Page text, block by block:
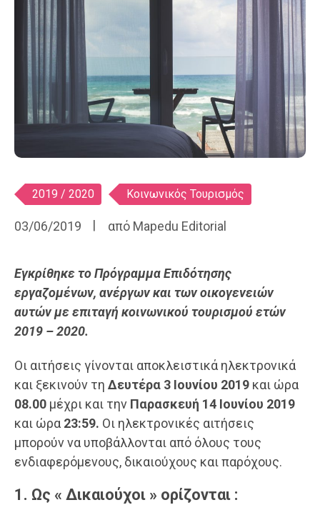
Ετικέτες
2019 / 2020 Κοινωνικός Τουρισμός
03/06/2019 από Mapedu Editorial
Εγκρίθηκε το Πρόγραμμα Επιδότησης
εργαζομένων, ανέργων και των οικογενειών
αυτών με επιταγή κοινωνικού τουρισμού ετών
2019 – 2020.
Οι αιτήσεις γίνονται αποκλειστικά ηλεκτρονικά
και ξεκινούν τη Δευτέρα 3 Ιουνίου 2019 και ώρα
08.00 μέχρι και την Παρασκευή 14 Ιουνίου 2019
και ώρα 23:59. Οι ηλεκτρονικές αιτήσεις
μπορούν να υποβάλλονται από όλους τους
ενδιαφερόμενους, δικαιούχους και παρόχους.
1. Ως « Δικαιούχοι » ορίζονται :